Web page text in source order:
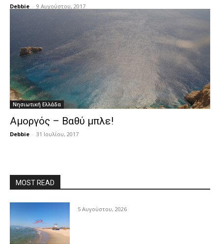
Debbie - 9 Αυγούστου, 2017
Νησιωτική Ελλάδα
Αμοργός – Βαθύ μπλε!
Debbie - 31 Ιουλίου, 2017
MOST READ
5 Αυγούστου, 2026